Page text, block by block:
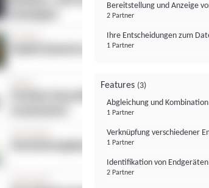
Bereitstellung und Anzeige
2 Partner
Ihre Entscheidungen zum
1 Partner
Features (3)
Abgleichung und
1 Partner
Verknüpfung verschiedener
1 Partner
Identifikation von
2 Partner